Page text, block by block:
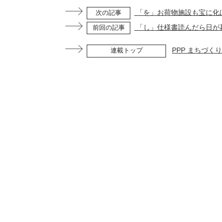
次の記事 「を」お荷物施設も宝に化
前回の記事 「し」仕様書読んだら日が
連載トップ PPP まちづく